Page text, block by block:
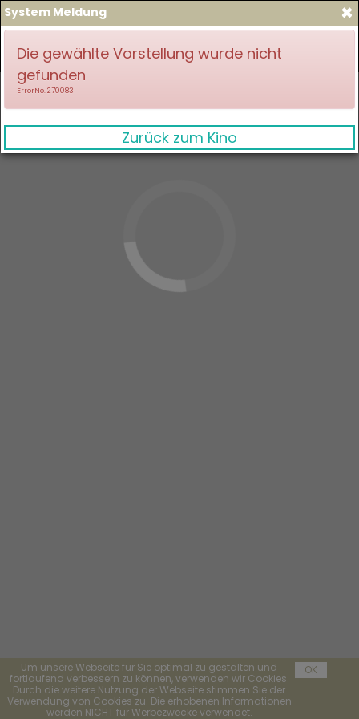
Um unsere Webseite für Sie optimal zu gestalten und
fortlaufend verbessern zu können, verwenden wir Cookies.
Durch die weitere Nutzung der Webseite stimmen Sie der
Verwendung von Cookies zu. Die erhobenen Informationen
werden NICHT für Werbezwecke verwendet.
OK
×
System Meldung
Die gewählte Vorstellung wurde nicht
gefunden
ErrorNo. 270083
Zurück zum Kino